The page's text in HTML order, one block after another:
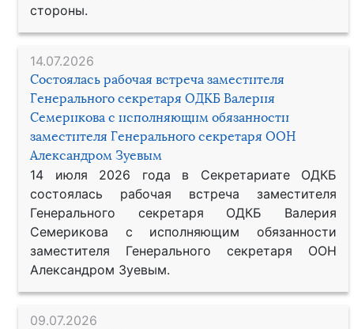
стороны.
14.07.2026
Состоялась рабочая встреча заместителя
Генерального секретаря ОДКБ Валерия
Семерикова с исполняющим обязанности
заместителя Генерального секретаря ООН
Александром Зуевым
14 июля 2026 года в Секретариате ОДКБ
состоялась рабочая встреча заместителя
Генерального секретаря ОДКБ Валерия
Семерикова с исполняющим обязанности
заместителя Генерального секретаря ООН
Александром Зуевым.
09.07.2026